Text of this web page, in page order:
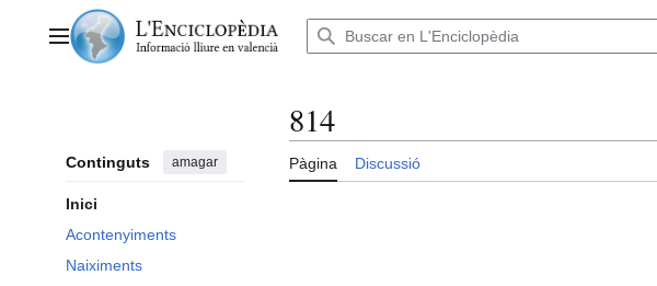
contingutMenú principal
Continguts amagar
Inici
Acontenyiments
Naiximents
814
Pàgina Discussió